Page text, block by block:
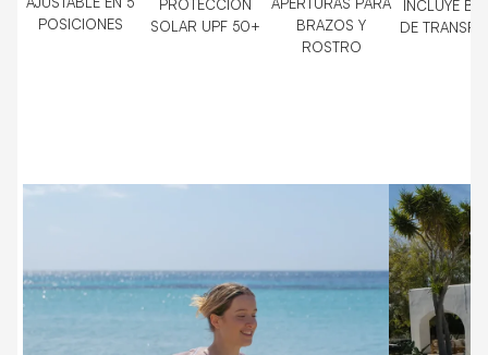
POSICIONES
PROTECCIÓN
SOLAR UPF 50+
BRAZOS Y
ROSTRO
INCLUYE
DE